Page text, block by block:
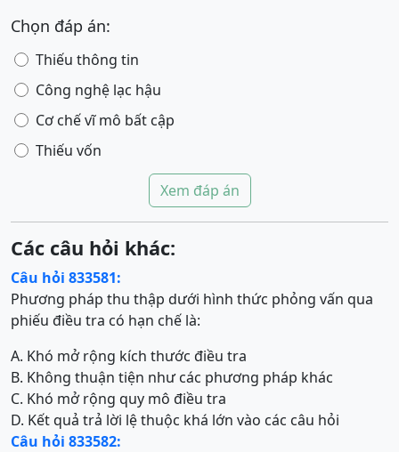
Chọn đáp án:
Thiếu thông tin
Công nghệ lạc hậu
Cơ chế vĩ mô bất cập
Thiếu vốn
Xem đáp án
Các câu hỏi khác:
Câu hỏi 833581:
Phương pháp thu thập dưới hình thức phỏng vấn qua
phiếu điều tra có hạn chế là:
A. Khó mở rộng kích thước điều tra
B. Không thuận tiện như các phương pháp khác
C. Khó mở rộng quy mô điều tra
D. Kết quả trả lời lệ thuộc khá lớn vào các câu hỏi
Câu hỏi 833582: